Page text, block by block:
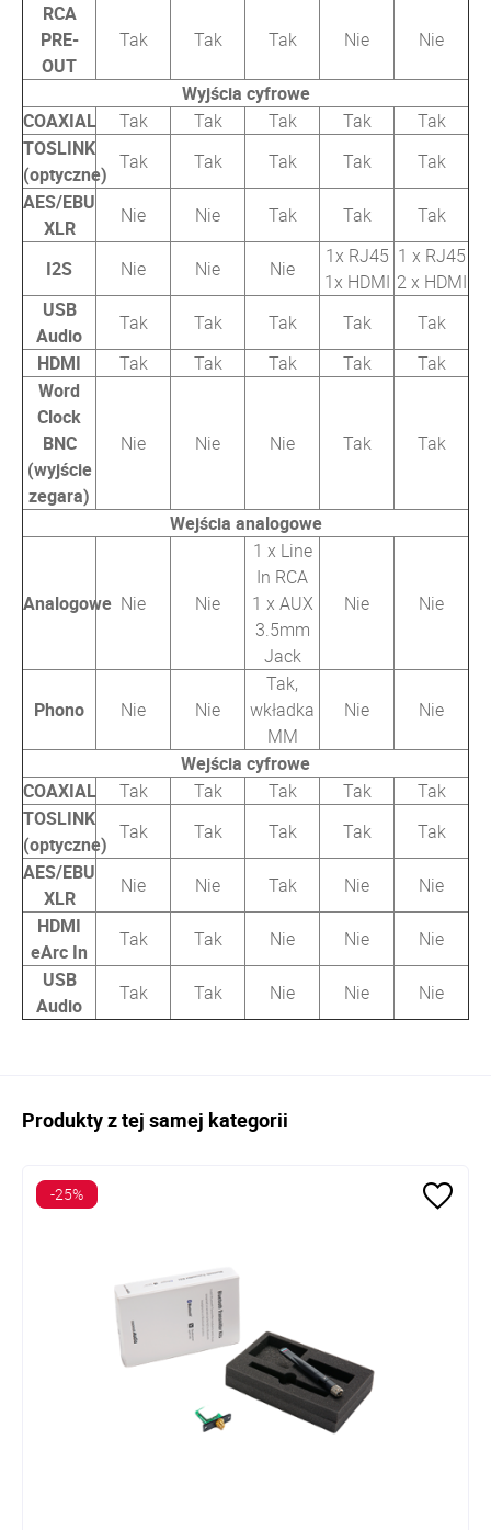
RCA
PRE-
OUT
Tak Tak Tak Nie Nie
Wyjścia cyfrowe
COAXIAL
Tak Tak Tak Tak
Tak
TOSLINK
(optyczne)
Tak Tak Tak Tak
Tak
AES/EBU
XLR
Nie Nie Tak Tak Tak
I2S Nie Nie Nie
1x RJ45
1x HDMI
1 x RJ45
2 x HDMI
USB
Audio
Tak Tak Tak Tak
Tak
HDMI
Tak Tak Tak Tak
Tak
Word
Clock
BNC
(wyjście
zegara)
Nie Nie Nie Tak Tak
Wejścia analogowe
Analogowe Nie Nie
1 x Line
In RCA
1 x AUX
3.5mm
Jack
Nie Nie
Phono Nie Nie
Tak,
wkładka
MM
Nie Nie
Wejścia cyfrowe
COAXIAL
Tak Tak Tak Tak
Tak
TOSLINK
(optyczne)
Tak Tak Tak Tak
Tak
AES/EBU
XLR
Nie Nie Tak Nie
Nie
HDMI
eArc In
Tak Tak Nie Nie
Nie
USB
Audio
Tak Tak Nie Nie Nie
Produkty z tej samej kategorii
-25%